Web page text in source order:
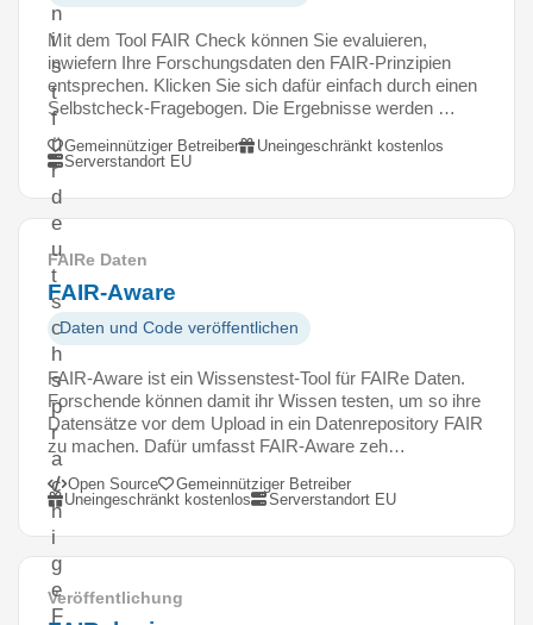
n
i
s
t
f
ü
r
d
e
u
t
s
c
h
s
p
r
a
c
h
i
g
e
F
Mit dem Tool FAIR Check können Sie evaluieren,
inwiefern Ihre Forschungsdaten den FAIR-Prinzipien
entsprechen. Klicken Sie sich dafür einfach durch einen
Selbstcheck-Fragebogen. Die Ergebnisse werden …
Gemeinnütziger Betreiber
Uneingeschränkt kostenlos
Serverstandort EU
FAIRe Daten
FAIR-Aware
Daten und Code veröffentlichen
FAIR-Aware ist ein Wissenstest-Tool für FAIRe Daten.
Forschende können damit ihr Wissen testen, um so ihre
Datensätze vor dem Upload in ein Datenrepository FAIR
zu machen. Dafür umfasst FAIR-Aware zeh…
Open Source
Gemeinnütziger Betreiber
Uneingeschränkt kostenlos
Serverstandort EU
Veröffentlichung